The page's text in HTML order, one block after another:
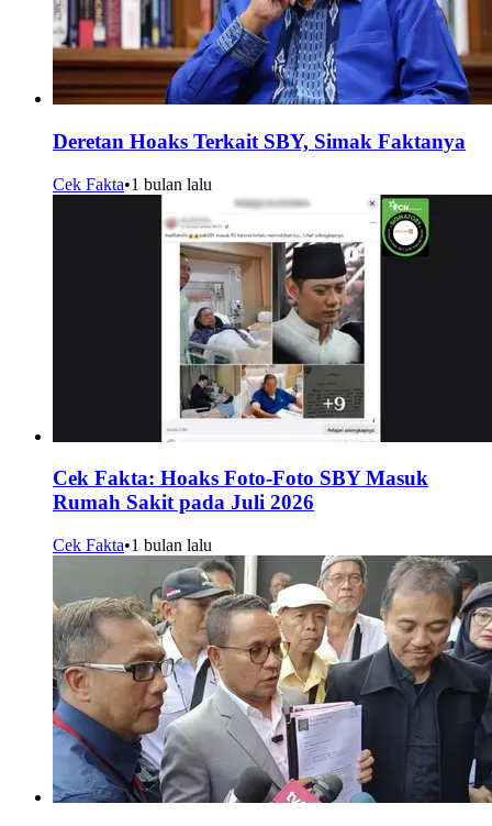
Deretan Hoaks Terkait SBY, Simak Faktanya
Cek Fakta•1 bulan lalu
Cek Fakta: Hoaks Foto-Foto SBY Masuk
Rumah Sakit pada Juli 2026
Cek Fakta•1 bulan lalu